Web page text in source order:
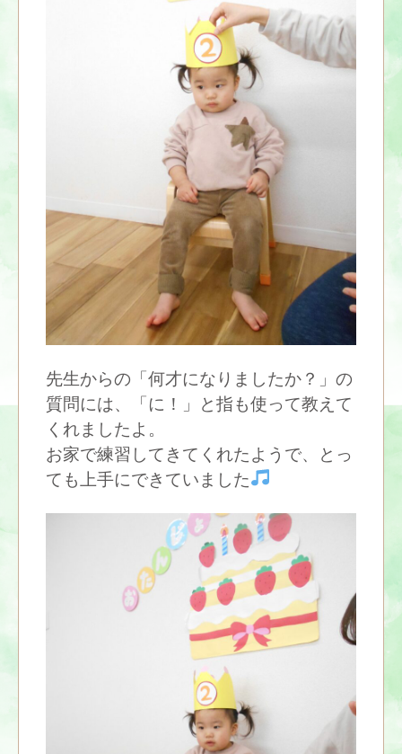
先生からの「何才になりましたか？」の
質問には、「に！」と指も使って教えて
くれましたよ。
お家で練習してきてくれたようで、とっ
ても上手にできていました